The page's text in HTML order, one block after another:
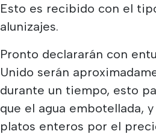
Esto es recibido con el
alunizajes.
Pronto declararán con
Unido serán
durante un tiempo, esto
que el agua embotellada,
platos enteros por el